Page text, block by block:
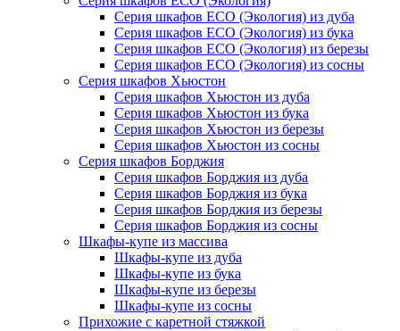
Серия шкафов ECO (Экология) из дуба
Серия шкафов ECO (Экология) из бука
Серия шкафов ECO (Экология) из березы
Серия шкафов ECO (Экология) из сосны
Серия шкафов Хьюстон
Серия шкафов Хьюстон из дуба
Серия шкафов Хьюстон из бука
Серия шкафов Хьюстон из березы
Серия шкафов Хьюстон из сосны
Серия шкафов Борджия
Серия шкафов Борджия из дуба
Серия шкафов Борджия из бука
Серия шкафов Борджия из березы
Серия шкафов Борджия из сосны
Шкафы-купе из массива
Шкафы-купе из дуба
Шкафы-купе из бука
Шкафы-купе из березы
Шкафы-купе из сосны
Прихожие с каретной стяжкой